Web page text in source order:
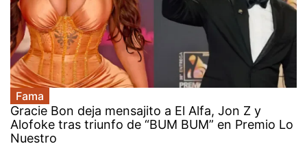
Fama
Gracie Bon deja mensajito a El Alfa, Jon Z y
Alofoke tras triunfo de “BUM BUM” en Premio Lo
Nuestro